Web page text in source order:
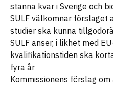
stanna kvar i Sverige och
SULF välkomnar
studier ska kunna
SULF anser, i likhet med
kvalifikationstiden ska
fyra år
Kommissionens förslag